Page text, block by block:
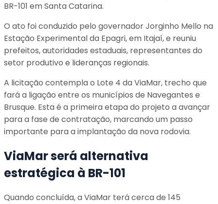
BR-101 em Santa Catarina.
O ato foi conduzido pelo governador Jorginho Mello na
Estação Experimental da Epagri, em Itajaí, e reuniu
prefeitos, autoridades estaduais, representantes do
setor produtivo e lideranças regionais.
A licitação contempla o Lote 4 da ViaMar, trecho que
fará a ligação entre os municípios de Navegantes e
Brusque. Esta é a primeira etapa do projeto a avançar
para a fase de contratação, marcando um passo
importante para a implantação da nova rodovia.
ViaMar será alternativa
estratégica à BR-101
Quando concluída, a ViaMar terá cerca de 145